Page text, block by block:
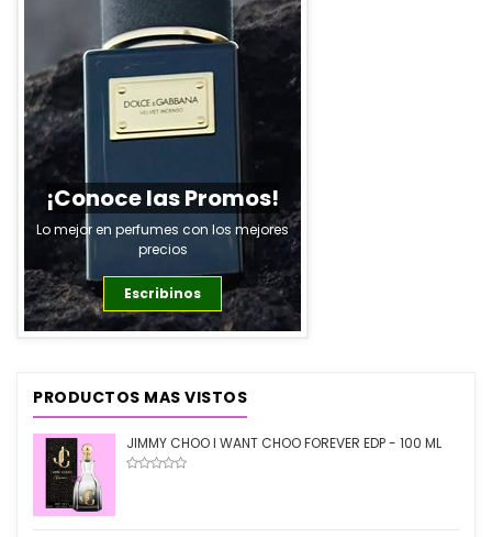
las Promos!
perfumes con los mejores
precios
Escribinos Ver Productos
PRODUCTOS MAS VISTOS
JIMMY CHOO I WANT CHOO FOREVER EDP - 100 ML